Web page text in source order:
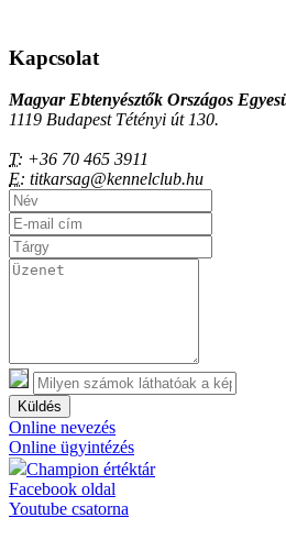
Kapcsolat
Magyar Ebtenyésztők Országos
1119 Budapest Tétényi út 130.
T: +36 70 465 3911
E: titkarsag@kennelclub.hu
Küldés
Online nevezés
Online ügyintézés
Champion értéktár
Facebook oldal
Youtube csatorna